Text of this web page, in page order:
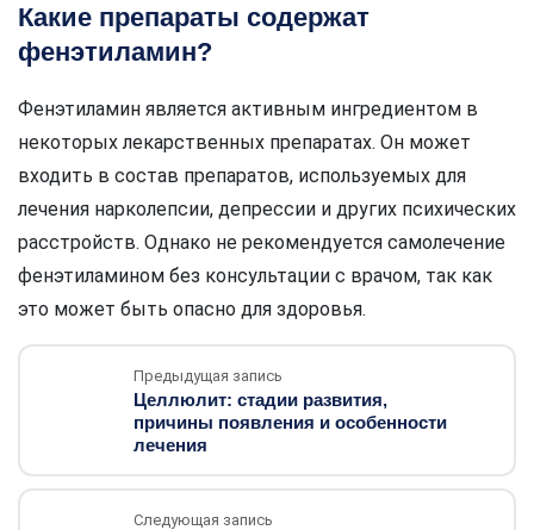
Какие препараты содержат
фенэтиламин?
Фенэтиламин является активным ингредиентом в
некоторых лекарственных препаратах. Он может
входить в состав препаратов, используемых для
лечения нарколепсии, депрессии и других психических
расстройств. Однако не рекомендуется самолечение
фенэтиламином без консультации с врачом, так как
это может быть опасно для здоровья.
Предыдущая запись
Целлюлит: стадии развития,
причины появления и особенности
лечения
Следующая запись